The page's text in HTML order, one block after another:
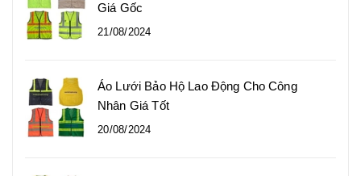
Giá Gốc
21/08/2024
Áo Lưới Bảo Hộ Lao Động Cho Công
Nhân Giá Tốt
20/08/2024